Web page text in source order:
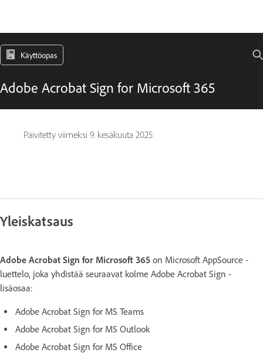
Käyttöopas
Adobe Acrobat Sign for Microsoft 365
Päivitetty viimeksi 9. kesäkuuta 2025
Yleiskatsaus
Adobe Acrobat Sign for Microsoft 365 on Microsoft AppSource -
luettelo, joka yhdistää seuraavat kolme Adobe Acrobat Sign -
lisäosaa:
Adobe Acrobat Sign for MS Teams
Adobe Acrobat Sign for MS Outlook
Adobe Acrobat Sign for MS Office